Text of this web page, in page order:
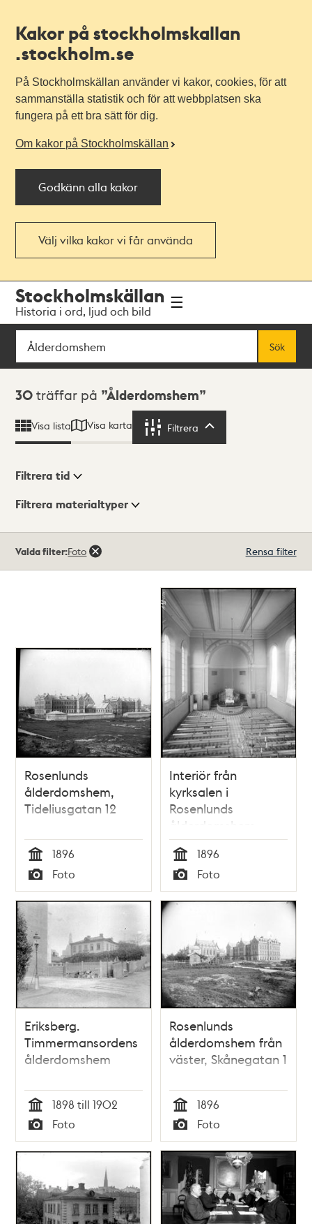
Kakor på stockholmskallan
.stockholm.se
På Stockholmskällan använder vi kakor, cookies, för att
sammanställa statistik och för att webbplatsen ska
fungera på ett bra sätt för dig.
Om kakor på Stockholmskällan
Godkänn alla kakor
Välj vilka kakor vi får använda
navigationen
huvudinnehållet
Stockholmskällan
Historia i ord, ljud och bild
Sök
Sök
Sökresultat
30 träffar på Ålderdomshem
Visa lista Visa karta Filtrera
Visningsläge
Filtrera tid
Filtrera materialtyper
träffar
Valda filter:Foto Rensa filter
Rosenlunds
ålderdomshem,
Tideliusgatan 12
Tid
1896
Typ
Foto
Interiör från
kyrksalen i
Rosenlunds
ålderdomshem,
Tideliusgatan 12
Tid
1896
Typ
Foto
Eriksberg.
Timmermansordens
ålderdomshem
Tid
1898 till 1902
Typ
Foto
Rosenlunds
ålderdomshem från
väster, Skånegatan 1
Tid
1896
Typ
Foto